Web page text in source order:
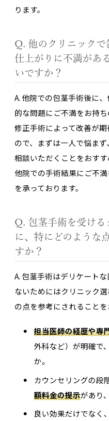
ります。
Q. 他のクリニックで
仕上がりに不満があ
いですか？
A. 他院での包茎手術後に
的な問題にご不満をお持ち
修正手術によって改善が
ので、まずは一人で悩ま
相談いただくことをおすす
他院での手術結果にご不
を承っております。
Q. 包茎手術を受け
に、特にどのような
すか？
A. 包茎手術はデリケート
ないためにはクリニック
の点を参考にされることを
担当医師の経歴や専
外科など）が明確で
か。
カウンセリングの段
額料金の提示があり
良い効果だけでなく